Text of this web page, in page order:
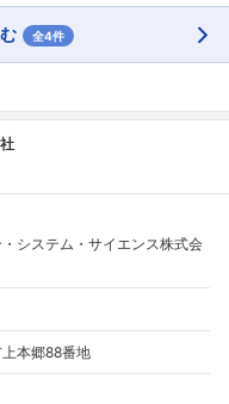
全4件
システム・サイエンス株式会
本郷88番地